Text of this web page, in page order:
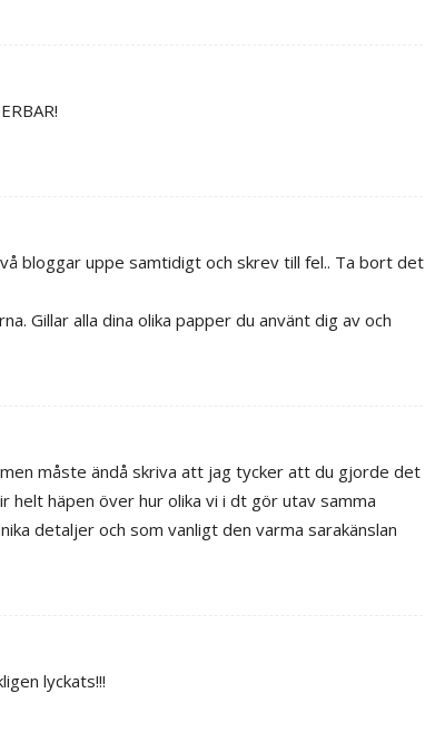
bloggar uppe samtidigt och skrev till fel.. Ta bort det
Gillar alla dina olika papper du använt dig av och
måste ändå skriva att jag tycker att du gjorde det
helt häpen över hur olika vi i dt gör utav samma
detaljer och som vanligt den varma sarakänslan
lyckats!!!